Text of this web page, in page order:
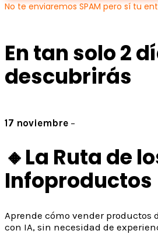
No te enviaremos SPAM pero sí tu
En tan solo 2
descubrirás
17 noviembre –
🔸La Ruta de
Infoproductos
Aprende cómo vender productos
con IA, sin necesidad de